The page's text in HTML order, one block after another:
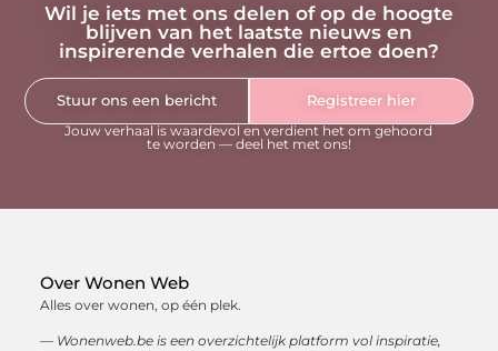
Wil je iets met ons delen of op de hoogte
blijven van het laatste nieuws en
inspirerende verhalen die ertoe doen?
Stuur ons een bericht
Registreer hier
Jouw verhaal is waardevol en verdient het om gehoord
te worden — deel het met ons!
Over Wonen Web
Alles over wonen, op één plek.
— Wonenweb.be is een overzichtelijk platform vol inspiratie,